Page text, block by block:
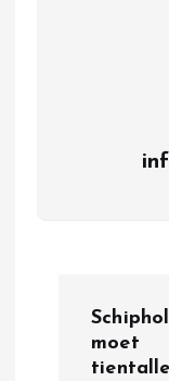
Schiphol
moet